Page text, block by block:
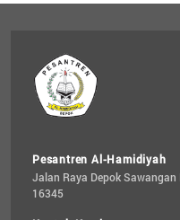
Pesantren Al-Hamidiyah
Jalan Raya Depok
16345